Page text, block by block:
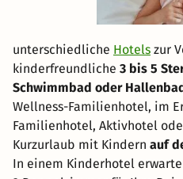
unterschiedliche Hotels zur
kinderfreundliche 3 bis 5
Schwimmbad oder Hallenbad
Wellness-Familienhotel, im
Familienhotel, Aktivhotel
Kurzurlaub mit Kindern auf
In einem Kinderhotel